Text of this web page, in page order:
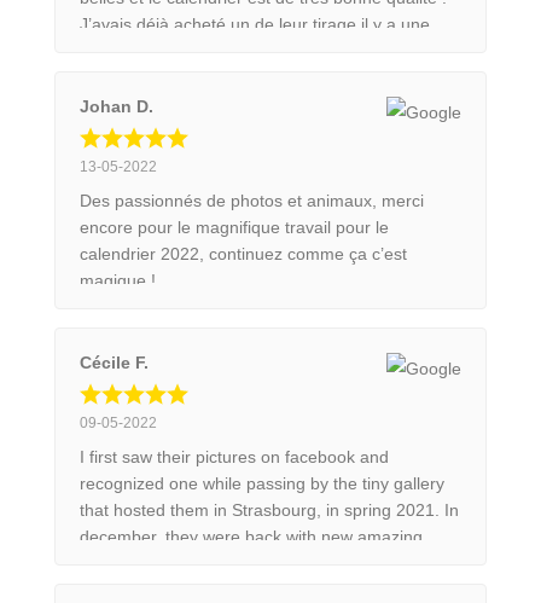
J’avais déjà acheté un de leur tirage il y a une
couple de photographe mais surtout le travail
qu’ils font derrière !
Johan D.
13-05-2022
Des passionnés de photos et animaux, merci
encore pour le magnifique travail pour le
calendrier 2022, continuez comme ça c’est
magique !
Cécile F.
09-05-2022
I first saw their pictures on facebook and
recognized one while passing by the tiny gallery
that hosted them in Strasbourg, in spring 2021. In
december, they were back with new amazing